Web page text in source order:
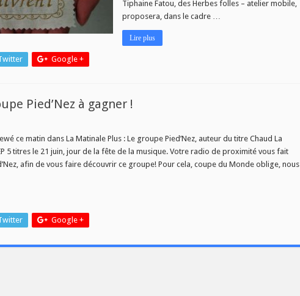
Tiphaine Fatou, des Herbes folles – atelier mobile,
proposera, dans le cadre …
Lire plus
Google +
Pied’Nez à gagner !
ce matin dans La Matinale Plus : Le groupe Pied’Nez, auteur du titre Chaud La
5 titres le 21 juin, jour de la fête de la musique. Votre radio de proximité vous fait
afin de vous faire découvrir ce groupe! Pour cela, coupe du Monde oblige, nous
Google +